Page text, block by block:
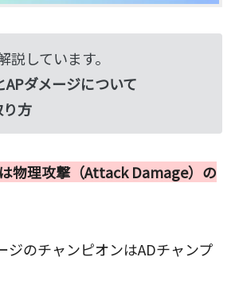
説しています。
APダメージについて
り方
物理攻撃（Attack Damage）の
ジのチャンピオンはADチャンプ